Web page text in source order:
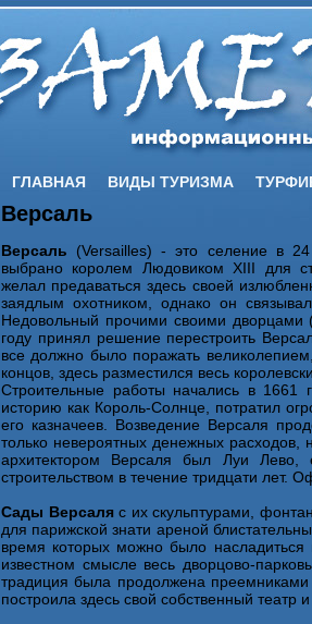
ГЛАВНАЯ ВИДЫ ТУРИЗМА
Версаль
Версаль (Versailles) - это селение в
выбрано королем Людовиком XIII для
желал предаваться здесь своей
заядлым охотником, однако он
Недовольный прочими своими
году принял решение перестроить
все должно было поражать
концов, здесь разместился весь
Строительные работы начались в
историю как Король-Солнце, потратил
его казначеев. Возведение Версаля
только невероятных денежных
архитектором Версаля был Луи
строительством в течение тридцати лет.
Сады Версаляс их скульптурами,
для парижской знати ареной
время которых можно было
известном смысле весь дворцово-
традиция была продолжена
построила здесь свой собственный театр